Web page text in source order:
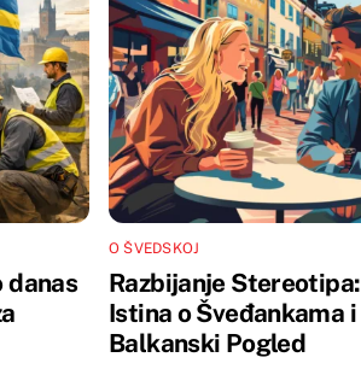
danas
O ŠVEDSKOJ
Razbijanje Stereotipa:
Istina o Šveđankama i
Balkanski Pogled